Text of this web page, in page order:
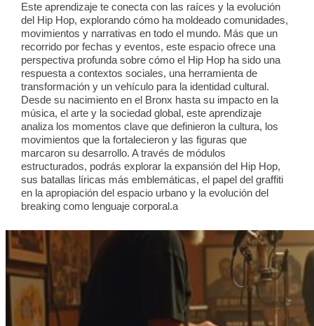
Este aprendizaje te conecta con las raíces y la evolución
del Hip Hop, explorando cómo ha moldeado comunidades,
movimientos y narrativas en todo el mundo. Más que un
recorrido por fechas y eventos, este espacio ofrece una
perspectiva profunda sobre cómo el Hip Hop ha sido una
respuesta a contextos sociales, una herramienta de
transformación y un vehículo para la identidad cultural.
Desde su nacimiento en el Bronx hasta su impacto en la
música, el arte y la sociedad global, este aprendizaje
analiza los momentos clave que definieron la cultura, los
movimientos que la fortalecieron y las figuras que
marcaron su desarrollo. A través de módulos
estructurados, podrás explorar la expansión del Hip Hop,
sus batallas líricas más emblemáticas, el papel del graffiti
en la apropiación del espacio urbano y la evolución del
breaking como lenguaje corporal.a